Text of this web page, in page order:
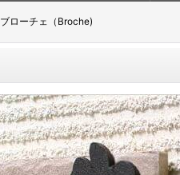
ブローチェ（Broche)